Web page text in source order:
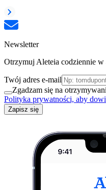
Newsletter
Otrzymuj Aleteia codziennie
Twój adres e-mail
Zgadzam się na
Polityka prywatności, aby
Zapisz się